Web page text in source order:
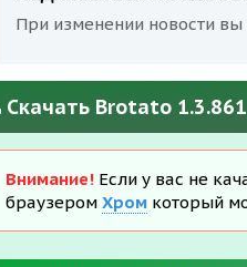
При изменении новости
Скачать Brotato
Внимание! Если у вас не
браузером Хром который